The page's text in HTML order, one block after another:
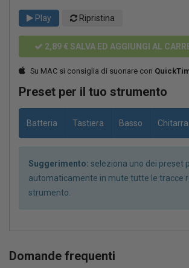
Play Ripristina
2,89 € SALVA ED AGGIUNGI AL
Su MAC si consiglia di suonare con
Preset per il tuo strumento
Batteria Tastiera Basso Chitarra
Suggerimento: seleziona uno dei preset
automaticamente in mute tutte le tracce
strumento.
Domande frequenti